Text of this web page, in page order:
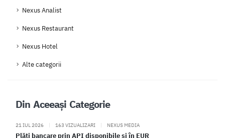
Nexus Analist
Nexus Restaurant
Nexus Hotel
Alte categorii
Din Aceeași Categorie
21 IUL 2026 | 163 VIZUALIZARI | NEXUS MEDIA
Plăți bancare prin API disponibile și în EUR